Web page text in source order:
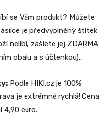
se Vám produkt? Můžete
je předvyplněný štítek
nelíbí, zašlete jej ZDARMA
obalu a s účtenkou)…
Podle HIKI.cz je 100%
je extrémně rychlá! Cena
4,90 euro.